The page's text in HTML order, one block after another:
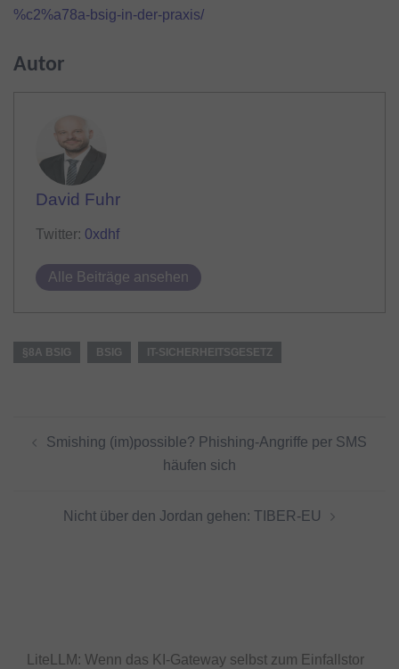
%c2%a78a-bsig-in-der-praxis/
Autor
David Fuhr
Twitter: 0xdhf
Alle Beiträge ansehen
§8A BSIG BSIG IT-SICHERHEITSGESETZ
Smishing (im)possible? Phishing-Angriffe per SMS
häufen sich
Nicht über den Jordan gehen: TIBER-EU
LiteLLM: Wenn das KI-Gateway selbst zum Einfallstor